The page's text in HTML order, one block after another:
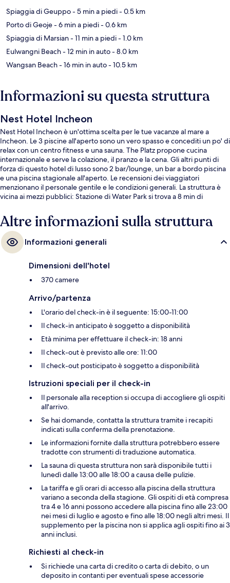
Spiaggia di Geuppo- 5 min a piedi- 0.5 km
Porto di Geoje- 6 min a piedi- 0.6 km
Spiaggia di Marsian- 11 min a piedi- 1.0 km
Eulwangni Beach- 12 min in auto- 8.0 km
Wangsan Beach- 16 min in auto- 10.5 km
Informazioni su questa struttura
Nest Hotel Incheon
Nest Hotel Incheon è un'ottima scelta per le tue vacanze al mare a
Incheon. Le 3 piscine all'aperto sono un vero spasso e concediti un po' di
relax con un centro fitness e una sauna. The Platz propone cucina
internazionale e serve la colazione, il pranzo e la cena. Gli altri punti di
forza di questo hotel di lusso sono 2 bar/lounge, un bar a bordo piscina
e una piscina stagionale all'aperto. Le recensioni dei viaggiatori
menzionano il personale gentile e le condizioni generali. La struttura è
vicina ai mezzi pubblici: Stazione di Water Park si trova a 8 min di
Altre informazioni sulla struttura
Informazioni generali
Dimensioni dell'hotel
370 camere
Arrivo/partenza
L'orario del check-in è il seguente: 15:00-11:00
Il check-in anticipato è soggetto a disponibilità
Età minima per effettuare il check-in: 18 anni
Il check-out è previsto alle ore: 11:00
Il check-out posticipato è soggetto a disponibilità
Istruzioni speciali per il check-in
Il personale alla reception si occupa di accogliere gli ospiti
all'arrivo.
Se hai domande, contatta la struttura tramite i recapiti
indicati sulla conferma della prenotazione.
Le informazioni fornite dalla struttura potrebbero essere
tradotte con strumenti di traduzione automatica.
La sauna di questa struttura non sarà disponibile tutti i
lunedì dalle 13:00 alle 18:00 a causa delle pulizie.
La tariffa e gli orari di accesso alla piscina della struttura
variano a seconda della stagione. Gli ospiti di età compresa
tra 4 e 16 anni possono accedere alla piscina fino alle 23:00
nei mesi di luglio e agosto e fino alle 18:00 negli altri mesi. Il
supplemento per la piscina non si applica agli ospiti fino ai 3
anni inclusi.
Richiesti al check-in
Si richiede una carta di credito o carta di debito, o un
deposito in contanti per eventuali spese accessorie